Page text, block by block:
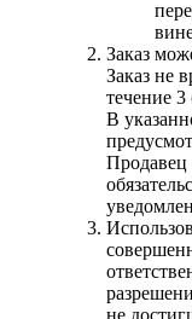
Заказ
Заказ не
течение
В
Продавец
не